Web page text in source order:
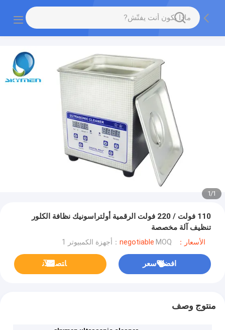
1
/
1
110 فولت / 220 فولت الرقمية أولتراسونيك نظافة الكلور
تنظيف آلة مخصصة
الأسعار：negotiable MOQ：أجهزة الكمبيوتر 1
افضل سعر ﺎﺘﺼﻟ ﺍﻶﻧ
منتوج وصف